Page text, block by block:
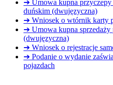
➔ Umowa kupna
duńskim (dwujęzyczna)
➔ Wniosek o wtórnik karty
➔ Umowa kupna sprzedaży
(dwujęzyczna)
➔ Wniosek o rejestracje
➔ Podanie o wydanie
pojazdach